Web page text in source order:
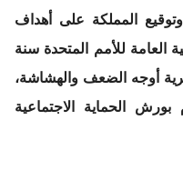
وتوقيع المملكة على أهداف
العامة للأمم المتحدة سنة
أوجه الضعف والهشاشة،
الحماية الاجتماعية